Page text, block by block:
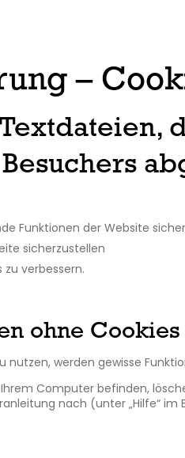
–
Funktionen der Website
sicherzustellen
verbessern.
ohne Cookies
nutzen, werden gewisse
Computer befinden,
nach (unter „Hilfe“ im